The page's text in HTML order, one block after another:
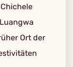
Ort der